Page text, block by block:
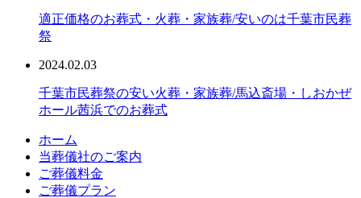
適正価格のお葬式・火葬・家族葬/安いのは千葉市民葬
祭
2024.02.03
千葉市民葬祭の安い火葬・家族葬/馬込斎場・しおかぜ
ホール茜浜でのお葬式
ホーム
当葬儀社のご案内
ご葬儀料金
ご葬儀プラン